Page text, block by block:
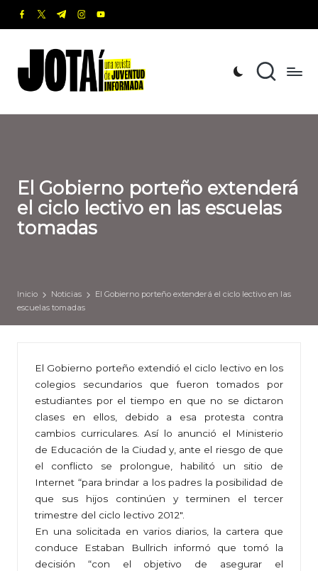
Saltar
contenido
facebook.com
twitter.com
t.me instagram.com
youtube.com
o
t
revista
de
Informada
El Gobierno porteño extenderá
el ciclo lectivo en las escuelas
tomadas
Inicio Noticias
El Gobierno porteño extenderá el ciclo lectivo en las
escuelas tomadas
El Gobierno porteño extendió el ciclo lectivo en los
colegios secundarios que fueron tomados por
estudiantes por el tiempo en que no se dictaron
clases en ellos, debido a esa protesta contra
cambios curriculares. Así lo anunció el Ministerio
de Educación de la Ciudad y, ante el riesgo de que
el conflicto se prolongue, habilitó un sitio de
Internet “para brindar a los padres la posibilidad de
que sus hijos continúen y terminen el tercer
trimestre del ciclo lectivo 2012″.
En una solicitada en varios diarios, la cartera que
conduce Estaban Bullrich informó que tomó la
decisión “con el objetivo de asegurar el